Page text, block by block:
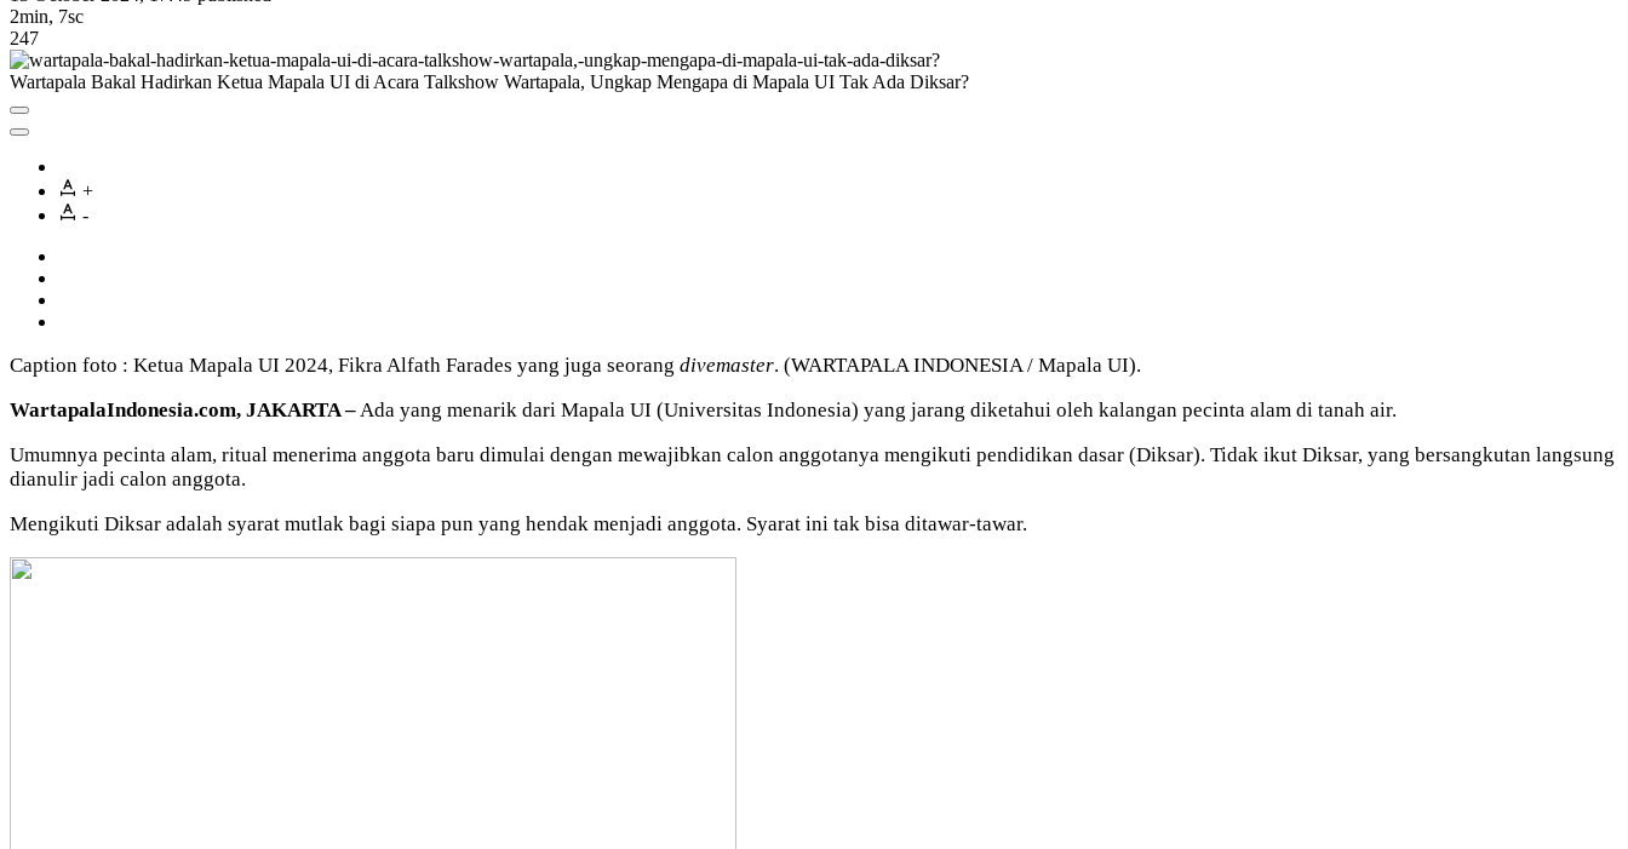
2min, 7sc
247
Wartapala Bakal Hadirkan Ketua Mapala UI di Acara Talkshow Wartapala, Ungkap Mengapa di Mapala UI Tak Ada Diksar?
+
-
Caption foto : Ketua Mapala UI 2024, Fikra Alfath Farades yang juga seorang divemaster. (WARTAPALA INDONESIA / Mapala UI).
WartapalaIndonesia.com, JAKARTA – Ada yang menarik dari Mapala UI (Universitas Indonesia) yang jarang diketahui oleh kalangan pecinta alam di tanah air.
Umumnya pecinta alam, ritual menerima anggota baru dimulai dengan mewajibkan calon anggotanya mengikuti pendidikan dasar (Diksar). Tidak ikut Diksar, yang bersangkutan langsung
dianulir jadi calon anggota.
Mengikuti Diksar adalah syarat mutlak bagi siapa pun yang hendak menjadi anggota. Syarat ini tak bisa ditawar-tawar.